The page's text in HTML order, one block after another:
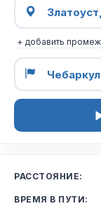
+ добавить
РАССТОЯНИЕ:
ВРЕМЯ В ПУТИ: